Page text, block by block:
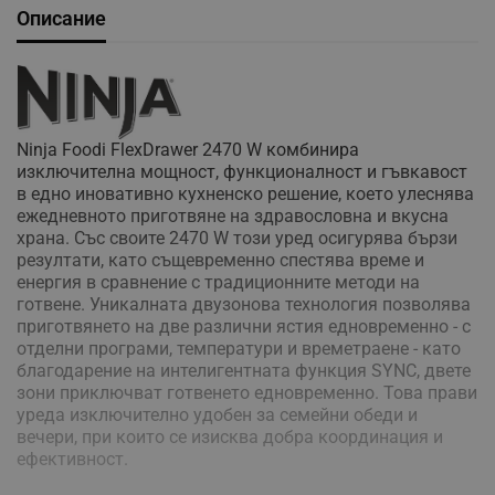
Описание
Ninja Foodi FlexDrawer 2470 W комбинира
изключителна мощност, функционалност и гъвкавост
в едно иновативно кухненско решение, което улеснява
ежедневното приготвяне на здравословна и вкусна
храна. Със своите 2470 W този уред осигурява бързи
резултати, като същевременно спестява време и
енергия в сравнение с традиционните методи на
готвене. Уникалната двузонова технология позволява
приготвянето на две различни ястия едновременно - с
отделни програми, температури и времетраене - като
благодарение на интелигентната функция SYNC, двете
зони приключват готвенето едновременно. Това прави
уреда изключително удобен за семейни обеди и
вечери, при които се изисква добра координация и
ефективност.